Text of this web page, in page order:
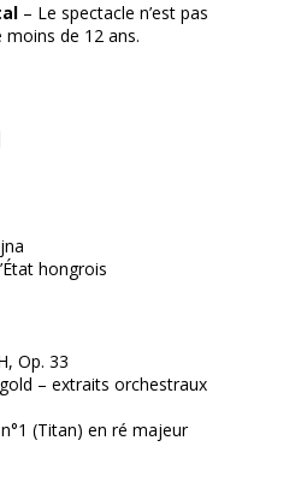
– Le spectacle n’est pas
de 12 ans.
hongrois
Op. 33
– extraits orchestraux
(Titan) en ré majeur